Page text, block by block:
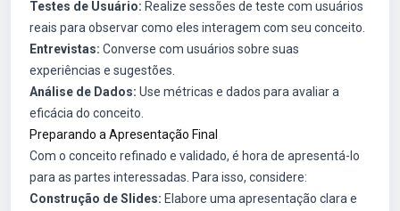
Testes de Usuário: Realize sessões de teste com usuários
reais para observar como eles interagem com seu conceito.
Entrevistas: Converse com usuários sobre suas
experiências e sugestões.
Análise de Dados: Use métricas e dados para avaliar a
eficácia do conceito.
Preparando a Apresentação Final
Com o conceito refinado e validado, é hora de apresentá-lo
para as partes interessadas. Para isso, considere:
Construção de Slides: Elabore uma apresentação clara e